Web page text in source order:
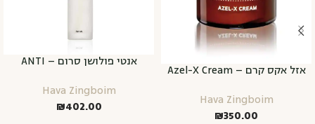
אזל אקס קרם – Azel-X Cream
Hava Zingboim
₪350.00
אנטי פולושן סרום – ANTI
Hava Zingboim
₪402.00